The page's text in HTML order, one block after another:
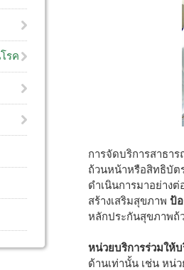
การจัดบริการสาธา
ถ้วนหน้าหรือสิทธิบัต
ดำเนินการมาอย่าง
สร้างเสริมสุขภาพ ป้
หลักประกันสุขภาพถ้
หน่วยบริการร่วมให้
ด้านเท่านั้น เช่น หน่
รค